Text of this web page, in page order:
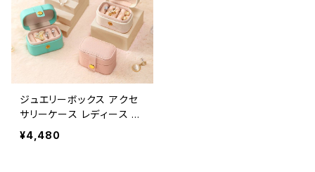
ン ピンク ネイビー アクセサ
リー入れ 収納ボックス 収
納ケース 可愛い 口紅 ピア
ス イヤリング 指輪 リング
腕時計 キッズ おしゃれ カ
ジュアル K-B0100
ジュエリーボックス アクセ
サリーケース レディース 春
夏 秋冬 春 夏 秋 冬 白 宝
石箱 コンパクト ミニ ポータ
¥4,480